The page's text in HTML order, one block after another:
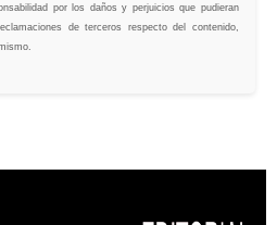
por los daños y perjuicios que pudieran
de terceros respecto del contenido,